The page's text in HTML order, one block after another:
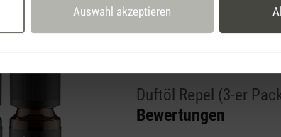
Auswahl akzeptieren
Duftöl Repel (3-er
Bewertungen